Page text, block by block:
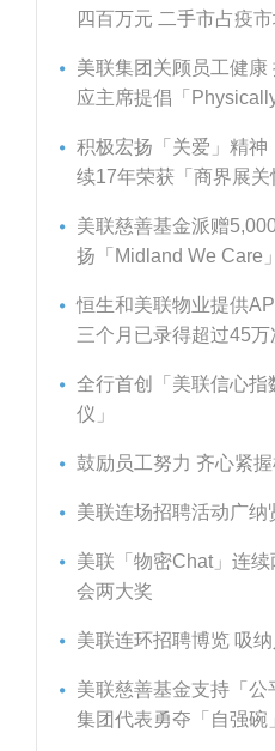
四百万元 二手市占疫
美联集团关顾员工健
应主席提倡「
积极宏扬「关爱」精
续17年荣获「商界展关
美联慈善基金派赠
扬「Midland We Care
恒生和美联物业提供
三个月已录得超过45万
全行首创「美联信心指
仪」
鼓励员工努力 齐心紧
美联连场招聘活动广纳
美联「物密Chat」连
会两大奖
美联连环招聘博览 吸
美联慈善基金支持「
集团代表勇夺「自强碗